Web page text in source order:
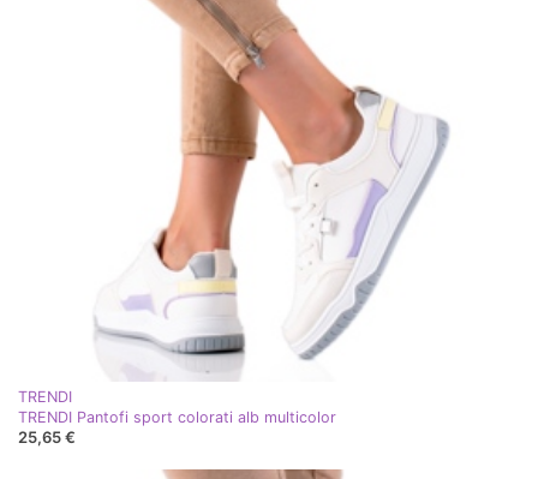
TRENDI
TRENDI Pantofi sport colorati alb multicolor
25,65 €